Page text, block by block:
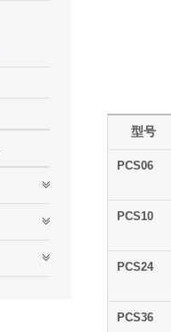
型号
PCS06
PCS10
PCS24
PCS36